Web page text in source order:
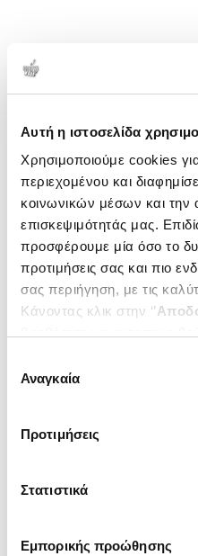
Αυτή η ιστοσελίδα
Χρησιμοποιούμε cookies
περιεχομένου και
κοινωνικών μέσων και την
επισκεψιμότητάς μας.
προσφέρουμε μία όσο το
προτιμήσεις σας και πιο
σας περιήγηση, με τις
Κάνοντας κλικ στην ‘’
ενδιαφέρουν και να
συγκατάθεσης
Αναγκαία
Προτιμήσεις
Στατιστικά
Εμπορικής προώθησης